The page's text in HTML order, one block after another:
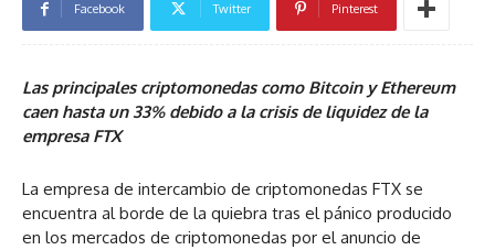
Facebook Twitter Pinterest
Las principales criptomonedas como Bitcoin y Ethereum
caen hasta un 33% debido a la crisis de liquidez de la
empresa FTX
La empresa de intercambio de criptomonedas FTX se
encuentra al borde de la quiebra tras el pánico producido
en los mercados de criptomonedas por el anuncio de